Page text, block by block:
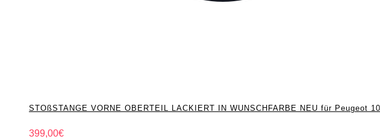
STOßSTANGE VORNE OBERTEIL LACKIERT IN WUNSCHFARBE NEU für Peugeot
399,00€